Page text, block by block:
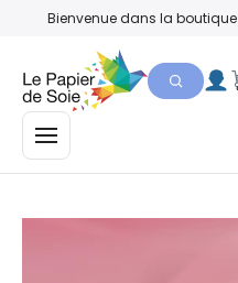
Bienvenue dans la boutique
MENU